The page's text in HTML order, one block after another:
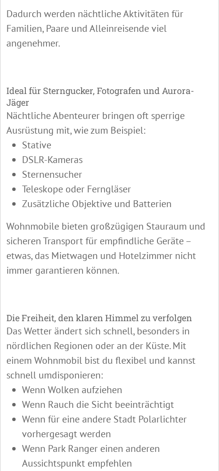
Dadurch werden nächtliche Aktivitäten für
Familien, Paare und Alleinreisende viel
angenehmer.
Ideal für Sterngucker, Fotografen und Aurora-
Jäger
Nächtliche Abenteurer bringen oft sperrige
Ausrüstung mit, wie zum Beispiel:
Stative
DSLR-Kameras
Sternensucher
Teleskope oder Ferngläser
Zusätzliche Objektive und Batterien
Wohnmobile bieten großzügigen Stauraum und
sicheren Transport für empfindliche Geräte –
etwas, das Mietwagen und Hotelzimmer nicht
immer garantieren können.
Die Freiheit, den klaren Himmel zu verfolgen
Das Wetter ändert sich schnell, besonders in
nördlichen Regionen oder an der Küste. Mit
einem Wohnmobil bist du flexibel und kannst
schnell umdisponieren:
Wenn Wolken aufziehen
Wenn Rauch die Sicht beeinträchtigt
Wenn für eine andere Stadt Polarlichter
vorhergesagt werden
Wenn Park Ranger einen anderen
Aussichtspunkt empfehlen